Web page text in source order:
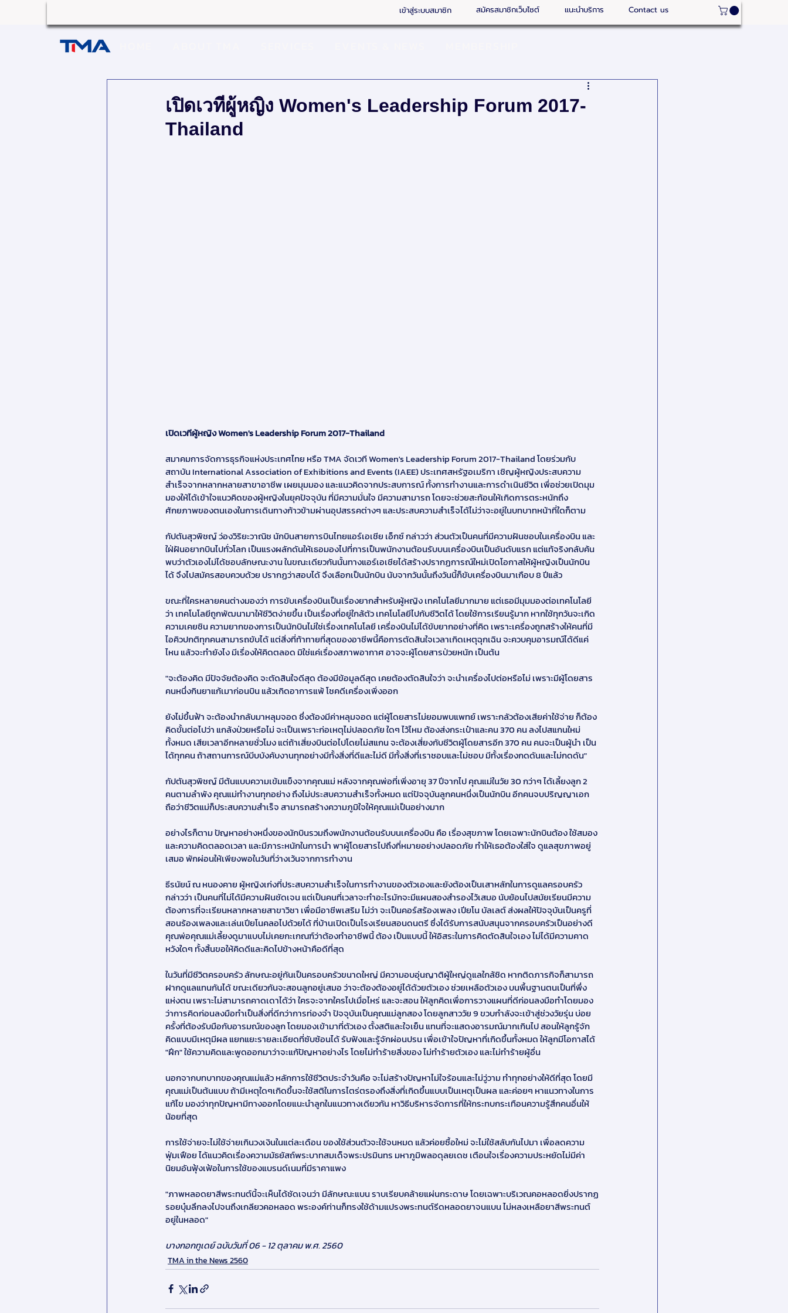
เข้าสู่ระบบสมาชิก สมัครสมาชิกเว็บไซต์ แนะนำบริการ Contact us
เปิดเวทีผู้หญิง Women's Leadership Forum 2017-
Thailand
เปิดเวทีผู้หญิง Women's Leadership Forum 2017-Thailand
สมาคมการจัดการธุรกิจแห่งประเทศไทย หรือ TMA จัดเวที Women's Leadership Forum 2017-Thailand โดยร่วมกับ
สถาบัน International Association of Exhibitions and Events (IAEE) ประเทศสหรัฐอเมริกา เชิญผู้หญิงประสบความ
สำเร็จจากหลากหลายสาขาอาชีพ เผยมุมมอง และแนวคิดจากประสบการณ์ ทั้งการทำงานและการดำเนินชีวิต เพื่อช่วยเปิดมุม
มองให้ได้เข้าใจแนวคิดของผู้หญิงในยุคปัจจุบัน ที่มีความมั่นใจ มีความสามารถ โดยจะช่วยสะท้อนให้เกิดการตระหนักถึง
ศักยภาพของตนเองในการเดินทางก้าวข้ามผ่านอุปสรรคต่างๆ และประสบความสำเร็จได้ไม่ว่าจะอยู่ในบทบาทหน้าที่ใดก็ตาม
กัปตันสุวพิชญ์ ว่องวิริยะวาณิช นักบินสายการบินไทยแอร์เอเชีย เอ็กซ์ กล่าวว่า ส่วนตัวเป็นคนที่มีความฝันชอบในเครื่องบิน และ
ใฝ่ฝันอยากบินไปทั่วโลก เป็นแรงผลักดันให้เธอมองไปที่การเป็นพนักงานต้อนรับบนเครื่องบินเป็นอันดับแรก แต่แท้จริงกลับค้น
พบว่าตัวเองไม่ได้ชอบลักษณะงาน ในขณะเดียวกันนั้นทางแอร์เอเชียได้สร้างปรากฏการณ์ใหม่เปิดโอกาสให้ผู้หญิงเป็นนักบิน
ได้ จึงไปสมัครสอบควบด้วย ปรากฏว่าสอบได้ จึงเลือกเป็นนักบิน นับจากวันนั้นถึงวันนี้ก็ขับเครื่องบินมาเกือบ 8 ปีแล้ว
ขณะที่ใครหลายคนต่างมองว่า การขับเครื่องบินเป็นเรื่องยากสำหรับผู้หญิง เทคโนโลยีมากมาย แต่เธอมีมุมมองต่อเทคโนโลยี
ว่า เทคโนโลยีถูกพัฒนามาให้ชีวิตง่ายขึ้น เป็นเรื่องที่อยู่ใกล้ตัว เทคโนโลยีไปกับชีวิตได้ โดยใช้การเรียนรู้มาก หากใช้ทุกวันจะเกิด
ความเคยชิน ความยากของการเป็นนักบินไม่ใช่เรื่องเทคโนโลยี เครื่องบินไม่ได้ขับยากอย่างที่คิด เพราะเครื่องถูกสร้างให้คนที่มี
ไอคิวปกติทุกคนสามารถขับได้ แต่สิ่งที่ท้าทายที่สุดของอาชีพนี้คือการตัดสินใจเวลาเกิดเหตุฉุกเฉิน จะควบคุมอารมณ์ได้ดีแค่
ไหน แล้วจะทำยังไง มีเรื่องให้คิดตลอด มิใช่แค่เรื่องสภาพอากาศ อาจจะผู้โดยสารป่วยหนัก เป็นต้น
"จะต้องคิด มีปัจจัยต้องคิด จะตัดสินใจดีสุด ต้องมีข้อมูลดีสุด เคยต้องตัดสินใจว่า จะนำเครื่องไปต่อหรือไม่ เพราะมีผู้โดยสาร
คนหนึ่งกินยาแก้เมาก่อนบิน แล้วเกิดอาการแพ้ โชคดีเครื่องเพิ่งออก
ยังไม่ขึ้นฟ้า จะต้องนำกลับมาหลุมจอด ซึ่งต้องมีค่าหลุมจอด แต่ผู้โดยสารไม่ยอมพบแพทย์ เพราะกลัวต้องเสียค่าใช้จ่าย ก็ต้อง
คิดขั้นต่อไปว่า แกล้งป่วยหรือไม่ จะเป็นเพราะก่อเหตุไม่ปลอดภัย ใดๆ ไว้ไหม ต้องส่งกระเป๋าและคน 370 คน ลงไปสแกนใหม่
ทั้งหมด เสียเวลาอีกหลายชั่วโมง แต่ถ้าเสี่ยงบินต่อไปโดยไม่สแกน จะต้องเสี่ยงกับชีวิตผู้โดยสารอีก 370 คน คนจะเป็นผู้นำ เป็น
ได้ทุกคน ถ้าสถานการณ์บีบบังคับงานทุกอย่างมีทั้งสิ่งที่ดีและไม่ดี มีทั้งสิ่งที่เราชอบและไม่ชอบ มีทั้งเรื่องกดดันและไม่กดดัน"
กัปตันสุวพิชญ์ มีต้นแบบความเข้มแข็งจากคุณแม่ หลังจากคุณพ่อที่เพิ่งอายุ 37 ปีจากไป คุณแม่ในวัย 30 กว่าๆ ได้เลี้ยงลูก 2
คนตามลำพัง คุณแม่ทำงานทุกอย่าง ถึงไม่ประสบความสำเร็จทั้งหมด แต่ปัจจุบันลูกคนหนึ่งเป็นนักบิน อีกคนจบปริญญาเอก
ถือว่าชีวิตแม่ก็ประสบความสำเร็จ สามารถสร้างความภูมิใจให้คุณแม่เป็นอย่างมาก
อย่างไรก็ตาม ปัญหาอย่างหนึ่งของนักบินรวมถึงพนักงานต้อนรับบนเครื่องบิน คือ เรื่องสุขภาพ โดยเฉพาะนักบินต้อง ใช้สมอง
และความคิดตลอดเวลา และมีภาระหนักในการนำ พาผู้โดยสารไปถึงที่หมายอย่างปลอดภัย ทำให้เธอต้องใส่ใจ ดูแลสุขภาพอยู่
เสมอ พักผ่อนให้เพียงพอในวันที่ว่างเว้นจากการทำงาน
ธีรนัยน์ ณ หนองคาย ผู้หญิงเก่งที่ประสบความสำเร็จในการทำงานของตัวเองและยังต้องเป็นเสาหลักในการดูแลครอบครัว
กล่าวว่า เป็นคนที่ไม่ได้มีความฝันชัดเจน แต่เป็นคนที่เวลาจะทำอะไรมักจะมีแผนสองสำรองไว้เสมอ นับย้อนไปสมัยเรียนมีความ
ต้องการที่จะเรียนหลากหลายสาขาวิชา เพื่อมีอาชีพเสริม ไม่ว่า จะเป็นคอร์สร้องเพลง เปียโน บัลเลต์ ส่งผลให้ปัจจุบันเป็นครูที่
สอนร้องเพลงและเล่นเปียโนคลอไปด้วยได้ ที่บ้านเปิดเป็นโรงเรียนสอนดนตรี ซึ่งได้รับการสนับสนุนจากครอบครัวเป็นอย่างดี
คุณพ่อคุณแม่เลี้ยงดูมาแบบไม่เคยกะเกณฑ์ว่าต้องทำอาชีพนี้ ต้อง เป็นแบบนี้ ให้อิสระในการคิดตัดสินใจเอง ไม่ได้มีความคาด
หวังใดๆ ทั้งสิ้นขอให้คิดดีและคิดไปข้างหน้าคือดีที่สุด
ในวันที่มีชีวิตครอบครัว ลักษณะอยู่กันเป็นครอบครัวขนาดใหญ่ มีความอบอุ่นญาติผู้ใหญ่ดูแลใกล้ชิด หากติดภารกิจก็สามารถ
ฝากดูแลแทนกันได้ ขณะเดียวกันจะสอนลูกอยู่เสมอ ว่าจะต้องต้องอยู่ได้ด้วยตัวเอง ช่วยเหลือตัวเอง บนพื้นฐานตนเป็นที่พึ่ง
แห่งตน เพราะไม่สามารถคาดเดาได้ว่า ใครจะจากใครไปเมื่อไหร่ และจะสอน ให้ลูกคิดเพื่อการวางแผนที่ดีก่อนลงมือทำโดยมอง
ว่าการคิดก่อนลงมือทำเป็นสิ่งที่ดีกว่าการท่องจำ ปัจจุบันเป็นคุณแม่ลูกสอง โดยลูกสาววัย 9 ขวบกำลังจะเข้าสู่ช่วงวัยรุ่น บ่อย
ครั้งที่ต้องรับมือกับอารมณ์ของลูก โดยมองเข้ามาที่ตัวเอง ตั้งสติและใจเย็น แทนที่จะแสดงอารมณ์มากเกินไป สอนให้ลูกรู้จัก
คิดแบบมีเหตุมีผล แยกแยะรายละเอียดที่ซับซ้อนได้ รับฟังและรู้จักผ่อนปรน เพื่อเข้าใจปัญหาที่เกิดขึ้นทั้งหมด ให้ลูกมีโอกาสได้
"ฝึก" ใช้ความคิดและพูดออกมาว่าจะแก้ปัญหาอย่างไร โดยไม่ทำร้ายสิ่งของ ไม่ทำร้ายตัวเอง และไม่ทำร้ายผู้อื่น
นอกจากบทบาทของคุณแม่แล้ว หลักการใช้ชีวิตประจำวันคือ จะไม่สร้างปัญหาไม่ใจร้อนและไม่วู่วาม ทำทุกอย่างให้ดีที่สุด โดยมี
คุณแม่เป็นต้นแบบ ถ้ามีเหตุใดๆเกิดขึ้นจะใช้สติในการไตร่ตรองถึงสิ่งที่เกิดขึ้นแบบเป็นเหตุเป็นผล และค่อยๆ หาแนวทางในการ
แก้ไข มองว่าทุกปัญหามีทางออกโดยแนะนำลูกในแนวทางเดียวกัน หาวิธีบริหารจัดการที่ให้กระทบกระเทือนความรู้สึกคนอื่นให้
น้อยที่สุด
การใช้จ่ายจะไม่ใช้จ่ายเกินวงเงินในแต่ละเดือน ของใช้ส่วนตัวจะใช้จนหมด แล้วค่อยซื้อใหม่ จะไม่ใช้สลับกันไปมา เพื่อลดความ
ฟุ่มเฟือย ได้แนวคิดเรื่องความมัธยัสถ์พระบาทสมเด็จพระปรมินทร มหาภูมิพลอดุลยเดช เตือนใจเรื่องความประหยัดไม่มีค่า
นิยมอันฟุ้งเฟ้อในการใช้ของแบรนด์เนมที่มีราคาแพง
"ภาพหลอดยาสีพระทนต์นี้จะเห็นได้ชัดเจนว่า มีลักษณะแบน ราบเรียบคล้ายแผ่นกระดาษ โดยเฉพาะบริเวณคอหลอดยิ่งปรากฏ
รอยบุ๋มลึกลงไปจนถึงเกลียวคอหลอด พระองค์ท่านก็ทรงใช้ด้ามแปรงพระทนต์รีดหลอดยาจนแบน ไม่หลงเหลือยาสีพระทนต์
อยู่ในหลอด"
บางกอกทูเดย์ ฉบับวันที่ 06 - 12 ตุลาคม พ.ศ. 2560
TMA in the News 2560